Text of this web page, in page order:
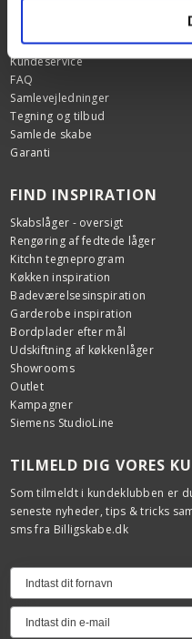
Kundeservice
FAQ
Samlevejledninger
Tegning og tilbud
Samlede skabe
Garanti
FIND INSPIRATION
Skabslåger - oversigt
Rengøring af fedtede låger
Kitchn tegneprogram
Køkken inspiration
Badeværelsesinspiration
Garderobe inspiration
Bordplader efter mål
Udskiftning af køkkenlåger
Showrooms
Outlet
Kampagner
Siemens StudioLine
TILMELD DIG VORES
Som tilmeldt i kundeklubben er
seneste nyheder, tips & tricks
sms fra Billigskabe.dk